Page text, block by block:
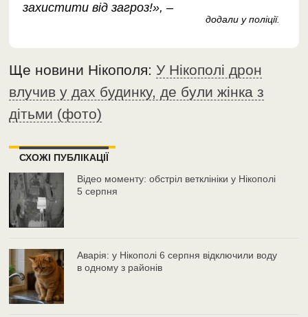
захистити від загроз!», –
додали у поліції.
Ще новини Нікополя:У Нікополі дрон
влучив у дах будинку, де були жінка з
дітьми (фото)
СХОЖІ ПУБЛІКАЦІЇ
Відео моменту: обстріл ветклініки у Нікополі
5 серпня
Аварія: у Нікополі 6 серпня відключили воду
в одному з районів